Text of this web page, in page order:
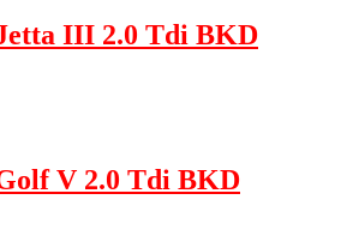
III 2.0 Tdi BKD
V 2.0 Tdi BKD